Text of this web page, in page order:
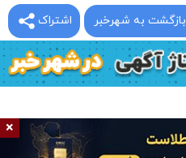
اشتراک بازگشت به شهرخبر